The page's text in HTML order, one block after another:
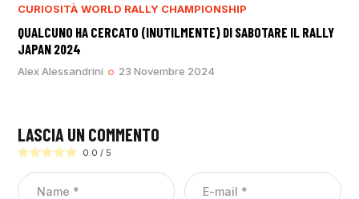
CURIOSITÀ WORLD RALLY CHAMPIONSHIP
QUALCUNO HA CERCATO (INUTILMENTE) DI SABOTARE IL RALLY
JAPAN 2024
Alex Alessandrini 23 Novembre 2024
LASCIA UN COMMENTO
0.0 / 5